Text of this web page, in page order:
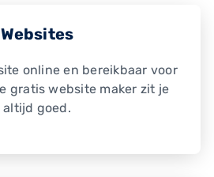
Websites
online en bereikbaar voor
gratis website maker zit je
altijd goed.